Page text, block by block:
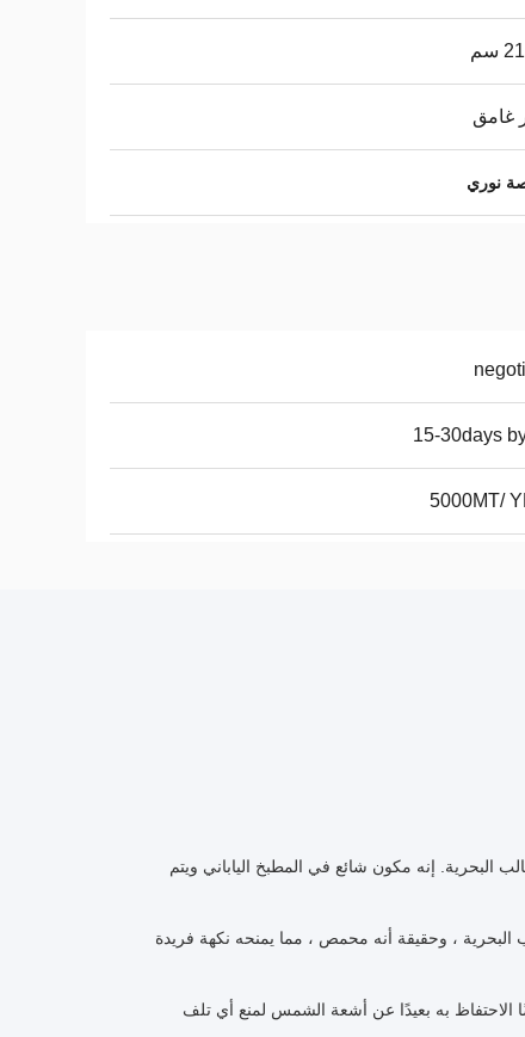
غامق
15-30days
5000MT/
البحرية. إنه مكون شائع في المطبخ الياباني ويتم
، وحقيقة أنه محمص ، مما يمنحه نكهة فريدة
الاحتفاظ به بعيدًا عن أشعة الشمس لمنع أي تلف